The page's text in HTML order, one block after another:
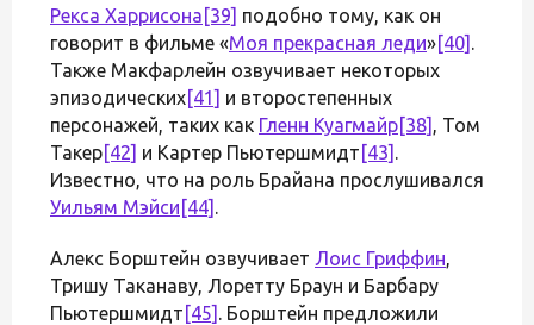
Рекса Харрисона [39] подобно тому, как он
говорит в фильме «Моя прекрасная леди»[40] .
Также Макфарлейн озвучивает некоторых
эпизодических[41] и второстепенных
персонажей, таких как Гленн Куагмайр[38] , Том
Такер[42] и Картер Пьютершмидт [43] .
Известно, что на роль Брайана прослушивался
Уильям Мэйси [44] .
Алекс Борштейн озвучивает Лоис Гриффин,
Тришу Таканаву, Лоретту Браун и Барбару
Пьютершмидт [45] . Борштейн предложили